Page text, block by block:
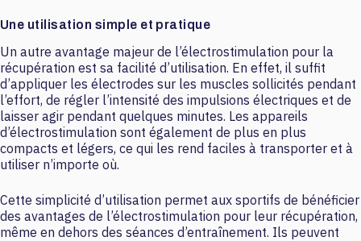
Une utilisation simple et pratique
Un autre avantage majeur de l’électrostimulation pour la
récupération est sa facilité d’utilisation. En effet, il suffit
d’appliquer les électrodes sur les muscles sollicités pendant
l’effort, de régler l’intensité des impulsions électriques et de
laisser agir pendant quelques minutes. Les appareils
d’électrostimulation sont également de plus en plus
compacts et légers, ce qui les rend faciles à transporter et à
utiliser n’importe où.
Cette simplicité d’utilisation permet aux sportifs de bénéficier
des avantages de l’électrostimulation pour leur récupération,
même en dehors des séances d’entraînement. Ils peuvent